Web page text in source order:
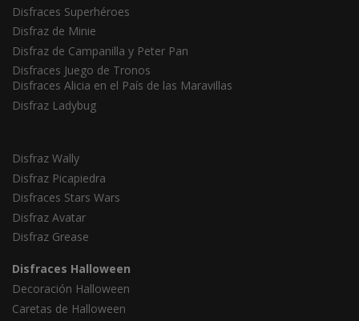
Disfraces Superhéroes
Disfraz de Minie
Disfraz de Campanilla y Peter Pan
Disfraces Juego de Tronos
Disfraces Alicia en el País de las Maravillas
Disfraz Ladybug
Disfraz Wally
Disfraz Picapiedra
Disfraces Stars Wars
Disfraz Avatar
Disfraz Grease
Disfraces Halloween
Decoración Halloween
Caretas de Halloween